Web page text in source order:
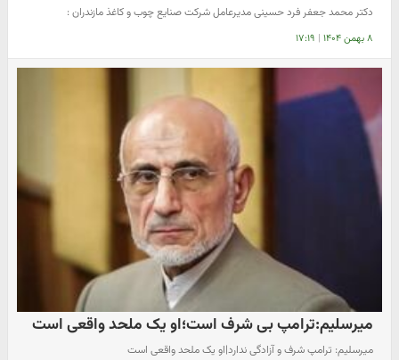
دکتر محمد جعفر فرد حسینی مدیرعامل شرکت صنایع چوب و کاغذ مازندران :
۸ بهمن ۱۴۰۴ | ۱۷:۱۹
میرسلیم:ترامپ بی شرف است؛او یک ملحد واقعی است
میرسلیم: ترامپ شرف و آزادگی ندارد|او یک ملحد واقعی است